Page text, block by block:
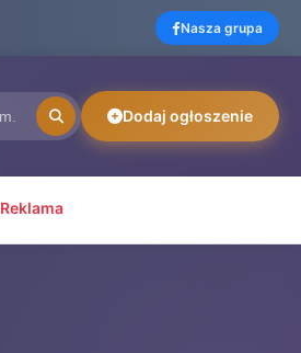
Nasza grupa
Dodaj ogłoszenie
Reklama